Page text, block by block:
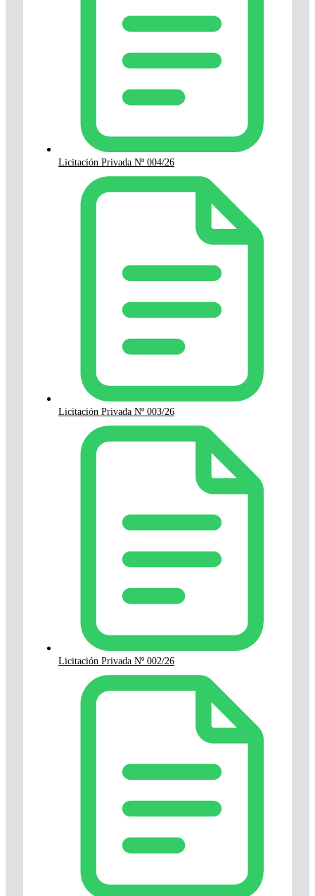
Licitación Privada Nº 004/26
Licitación Privada Nº 003/26
Licitación Privada Nº 002/26